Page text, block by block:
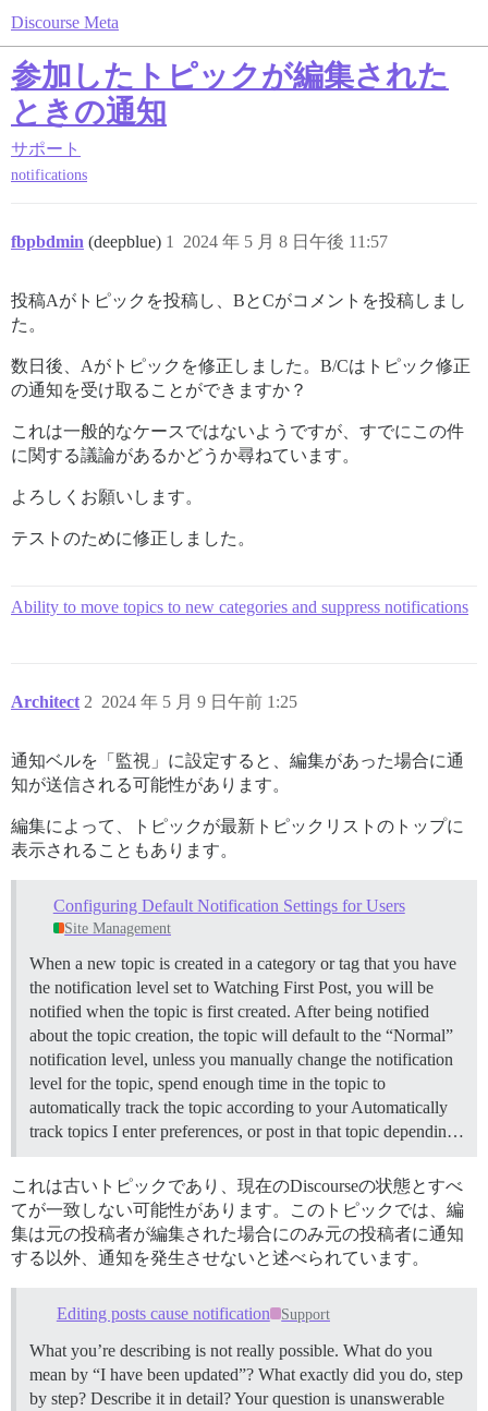
Discourse Meta
参加したトピックが編集された
ときの通知
サポート
notifications
fbpbdmin (deepblue) 2024 年 5 月 8 日午後 11:57
1
投稿Aがトピックを投稿し、BとCがコメントを投稿しまし
た。
数日後、Aがトピックを修正しました。B/Cはトピック修正
の通知を受け取ることができますか？
これは一般的なケースではないようですが、すでにこの件
に関する議論があるかどうか尋ねています。
よろしくお願いします。
テストのために修正しました。
Ability to move topics to new categories and suppress notifications
Architect 2024 年 5 月 9 日午前 1:25
2
通知ベルを「監視」に設定すると、編集があった場合に通
知が送信される可能性があります。
編集によって、トピックが最新トピックリストのトップに
表示されることもあります。
Configuring Default Notification Settings for Users
Site Management
When a new topic is created in a category or tag that you have
the notification level set to Watching First Post, you will be
notified when the topic is first created. After being notified
about the topic creation, the topic will default to the “Normal”
notification level, unless you manually change the notification
level for the topic, spend enough time in the topic to
automatically track the topic according to your Automatically
track topics I enter preferences, or post in that topic dependin…
これは古いトピックであり、現在のDiscourseの状態とすべ
てが一致しない可能性があります。このトピックでは、編
集は元の投稿者が編集された場合にのみ元の投稿者に通知
する以外、通知を発生させないと述べられています。
Editing posts cause notification Support
What you’re describing is not really possible. What do you
mean by “I have been updated”? What exactly did you do, step
by step? Describe it in detail? Your question is unanswerable